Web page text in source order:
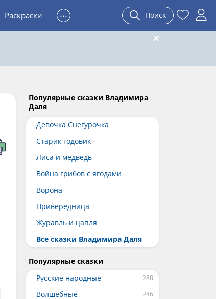
Раскраски ... Поиск
Популярные сказки Владимира
Даля
Девочка Снегурочка
Старик годовик
Лиса и медведь
Война грибов с ягодами
Ворона
Привередница
Журавль и цапля
Все сказки Владимира Даля
Популярные сказки
Русские народные
Волшебные